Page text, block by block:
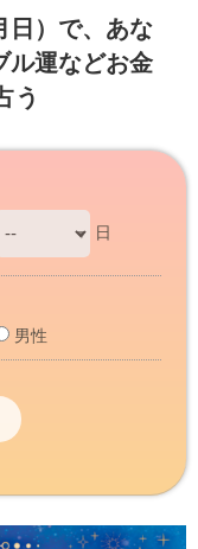
日）で、あな
ル運などお金
う
日
男性